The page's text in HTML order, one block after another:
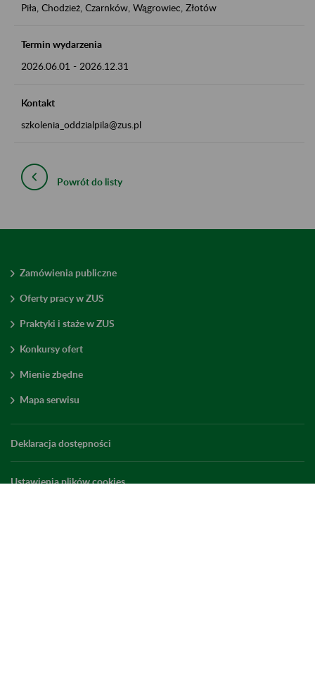
Piła, Chodzież, Czarnków, Wągrowiec, Złotów
Termin wydarzenia
2026.06.01 - 2026.12.31
Kontakt
szkolenia_oddzialpila@zus.pl
Powrót do listy
Zamówienia publiczne
Oferty pracy w ZUS
Praktyki i staże w ZUS
Konkursy ofert
Mienie zbędne
Mapa serwisu
Deklaracja dostępności
Ustawienia plików cookies